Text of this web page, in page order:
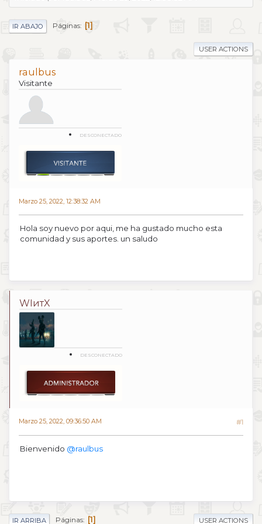
IR ABAJO Páginas 1
USER ACTIONS
raulbus
Visitante
DESCONECTADO
Marzo 25, 2022, 12:38:32 AM
Hola soy nuevo por aqui, me ha gustado mucho esta
comunidad y sus aportes. un saludo
WIитX
DESCONECTADO
Marzo 25, 2022, 09:36:50 AM #1
Bienvenido @raulbus
IR ARRIBA Páginas 1 USER ACTIONS